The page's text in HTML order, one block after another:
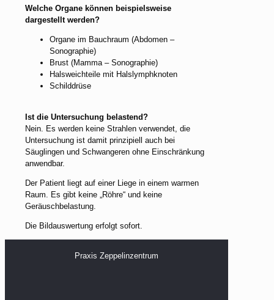
Welche Organe können beispielsweise
dargestellt werden?
Organe im Bauchraum (Abdomen –
Sonographie)
Brust (Mamma – Sonographie)
Halsweichteile mit Halslymphknoten
Schilddrüse
Ist die Untersuchung belastend?
Nein. Es werden keine Strahlen verwendet, die
Untersuchung ist damit prinzipiell auch bei
Säuglingen und Schwangeren ohne Einschränkung
anwendbar.
Der Patient liegt auf einer Liege in einem warmen
Raum. Es gibt keine „Röhre“ und keine
Geräuschbelastung.
Die Bildauswertung erfolgt sofort.
Praxis Zeppelinzentrum